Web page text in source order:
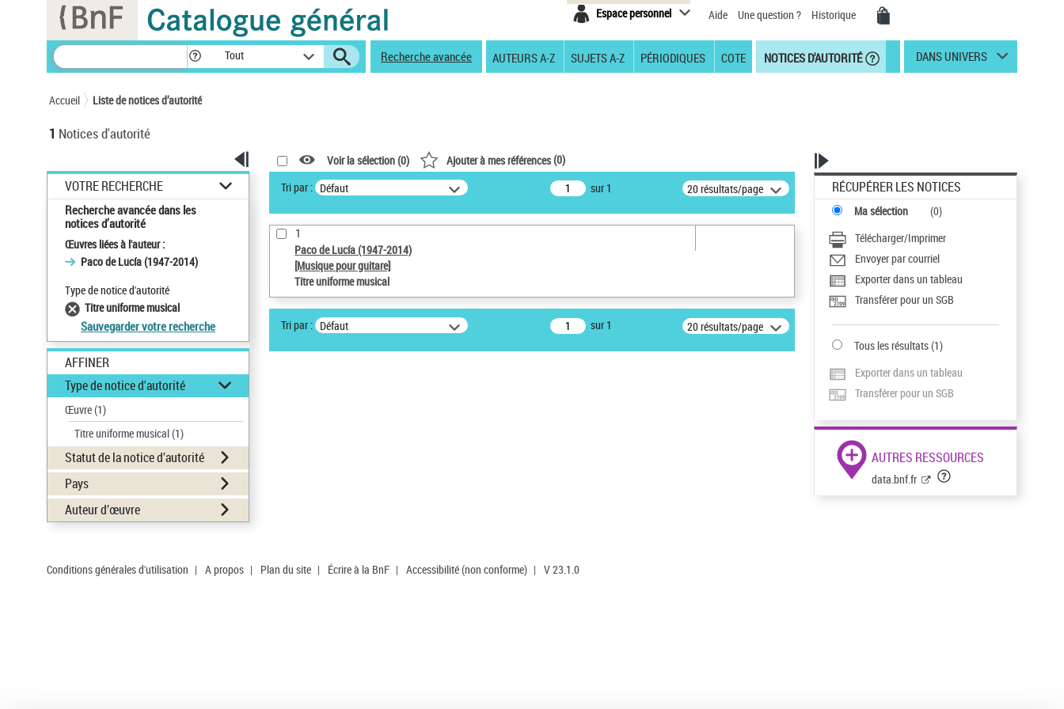
Espace personnel Aide Une question ? Historique
Tout Recherche avancée AUTEURS A-Z SUJETS A-Z PÉRIODIQUES COTE NOTICES D'AUTORITÉ DANS UNIVERS
Accueil Liste de notices d’autorité
1 Notices d'autorité
VOTRE RECHERCHE
Recherche avancée dans les
notices d’autorité
Œuvres liées à l'auteur :
Paco de Lucía (1947-2014)
Type de notice d'autorité
Titre uniforme musical
Sauvegarder votre recherche
AFFINER
Type de notice d'autorité
Œuvre(1)
Titre uniforme musical(1)
Statut de la notice d’autorité
Pays
Auteur d’œuvre
Voir la sélection (0) Ajouter à mes références(0)
Tri par : Défaut sur 1 20 résultats/page
1
Paco de Lucía (1947-2014)
[Musique pour guitare]
Titre uniforme musical
Tri par : Défaut sur 1 20 résultats/page
RÉCUPÉRER LES NOTICES
Ma sélection (0)
Télécharger/Imprimer
Envoyer par courriel
Exporter dans un tableau
Transférer pour un SGB
Tous les résultats(1)
Exporter dans un tableau
Transférer pour un SGB
AUTRES RESSOURCES
data.bnf.fr
Conditions générales d'utilisation | A propos | Plan du site | Écrire à la BnF | Accessibilité (non conforme) | V 23.1.0
Panneau de gestion des cookies